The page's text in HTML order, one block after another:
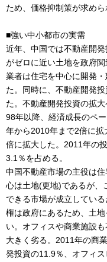
ため、価格抑制策が求めら
■強い中小都市の実需
近年、中国では不動産開
がゼロに近い土地を政府
業者は住宅を中心に開発
た。同時に、不動産開発
た。不動産開発投資の拡
98年以降、経済成長のペ
年から2010年まで2倍に
倍に拡大した。2011年の
3.1％を占める。
中国不動産市場の主役は
心は土地(更地)であるが、
できる市場が成立してい
権は政府にあるため、土
い。オフィスや商業施設
大きく劣る。2011年の商
発投資の11.9％、オフィ